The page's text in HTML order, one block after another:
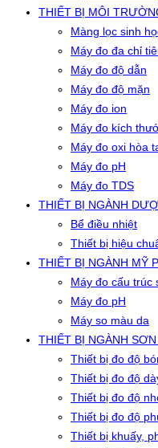
THIẾT BỊ MÔI
Màng lọc sinh
Máy đo đa chỉ
Máy đo độ dẫn
Máy đo độ mặn
Máy đo ion
Máy đo kích
Máy đo oxi hòa
Máy đo pH
Máy đo TDS
THIẾT BỊ NGÀNH
Bể điều nhiệt
Thiết bị hiệu
THIẾT BỊ NGÀNH MỸ
Máy đo cấu trúc
Máy đo pH
Máy so màu da
THIẾT BỊ NGÀNH
Thiết bị đo độ
Thiết bị đo độ
Thiết bị đo độ
Thiết bị đo độ
Thiết bị khuấy,